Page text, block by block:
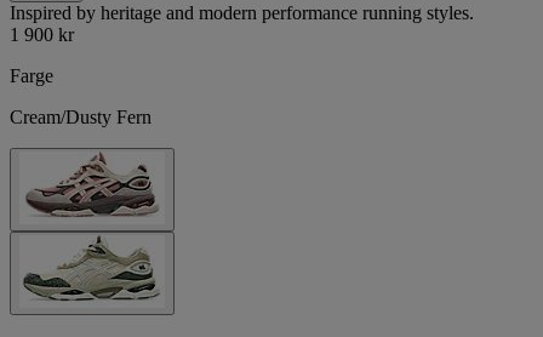
Inspired by heritage and modern performance running styles.
1 900 kr
Farge
Cream/Dusty Fern